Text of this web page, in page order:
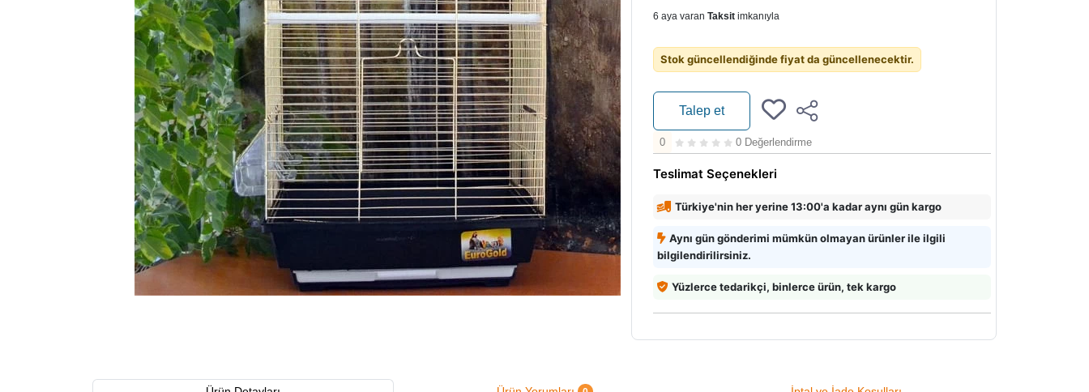
6 aya varan Taksit imkanıyla
Stok güncellendiğinde fiyat da güncellenecektir.
Talep et
0 0 Değerlendirme
Teslimat Seçenekleri
Türkiye'nin her yerine 13:00'a kadar aynı gün kargo
Aynı gün gönderimi mümkün olmayan ürünler ile ilgili
bilgilendirilirsiniz.
Yüzlerce tedarikçi, binlerce ürün, tek kargo